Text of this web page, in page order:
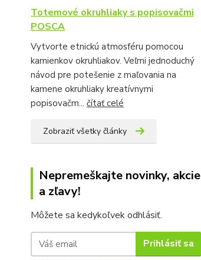
Totemové okruhliaky s popisovačmi
POSCA
Vytvorte etnickú atmosféru pomocou
kamienkov okruhliakov. Veľmi jednoduchý
návod pre potešenie z maľovania na
kamene okruhliaky kreatívnymi
popisovačm... čítať celé
Zobraziť všetky články
Nepremeškajte novinky, akcie
a zľavy!
Môžete sa kedykoľvek odhlásiť.
Prihlásiť sa